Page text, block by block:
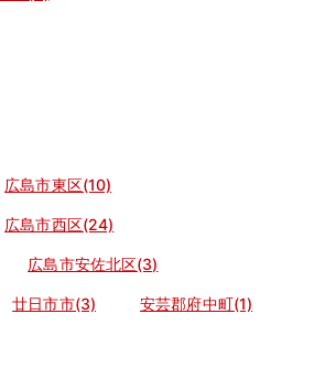
広島市東区(10)
広島市西区(24)
広島市安佐北区(3)
廿日市市(3) 安芸郡府中町(1)